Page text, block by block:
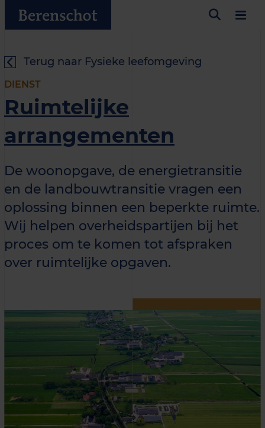
Terug naar Fysieke leefomgeving
DIENST
Ruimtelijke
arrangementen
De woonopgave, de energietransitie
en de landbouwtransitie vragen een
oplossing binnen een beperkte ruimte.
Wij helpen overheidspartijen bij het
proces om te komen tot afspraken
over ruimtelijke opgaven.